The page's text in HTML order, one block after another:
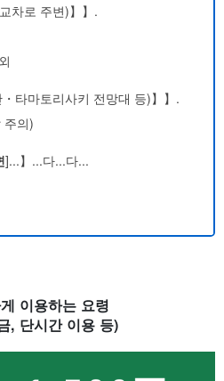
차로 주변)】】.
타마토리사키 전망대 등)】】.
주의)
]...】...다...다...
이용하는 요령
, 단시간 이용 등)